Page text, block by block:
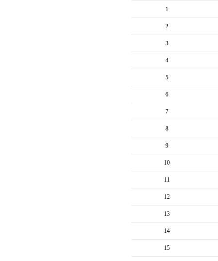
1
2
3
4
5
6
7
8
9
10
11
12
13
14
15